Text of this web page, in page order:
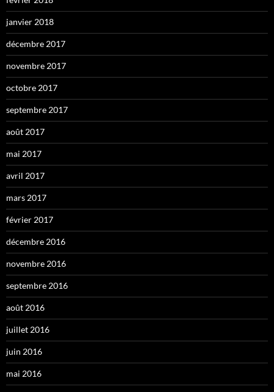
janvier 2018
décembre 2017
novembre 2017
octobre 2017
septembre 2017
août 2017
mai 2017
avril 2017
mars 2017
février 2017
décembre 2016
novembre 2016
septembre 2016
août 2016
juillet 2016
juin 2016
mai 2016